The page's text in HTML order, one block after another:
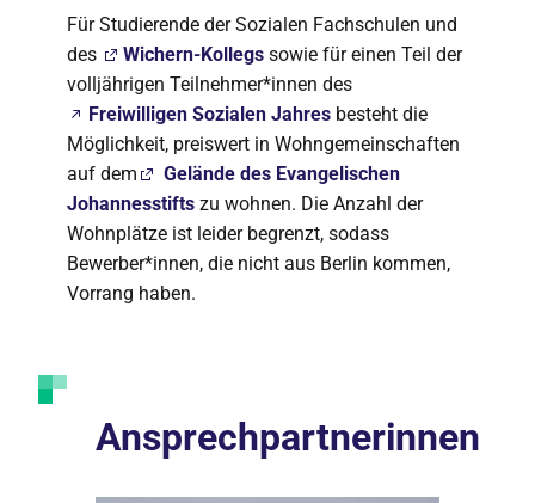
Für Studierende der Sozialen Fachschulen und
des
Wichern-Kollegs sowie für einen Teil der
volljährigen Teilnehmer*innen des
Freiwilligen Sozialen Jahres besteht die
Möglichkeit, preiswert in Wohngemeinschaften
auf dem
Gelände des Evangelischen
Johannesstifts zu wohnen. Die Anzahl der
Wohnplätze ist leider begrenzt, sodass
Bewerber*innen, die nicht aus Berlin kommen,
Vorrang haben.
Ansprechpartnerinnen